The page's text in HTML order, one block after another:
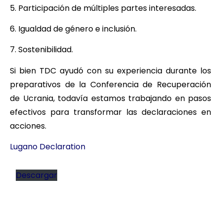
5. Participación de múltiples partes interesadas.
6. Igualdad de género e inclusión.
7. Sostenibilidad.
Si bien TDC ayudó con su experiencia durante los
preparativos de la Conferencia de Recuperación
de Ucrania, todavía estamos trabajando en pasos
efectivos para transformar las declaraciones en
acciones.
Lugano Declaration
Descargar